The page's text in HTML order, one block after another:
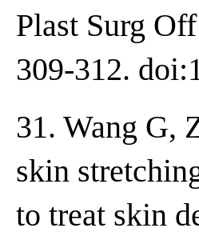
Plast Surg
309-312.
31. Wang G,
skin
to treat skin